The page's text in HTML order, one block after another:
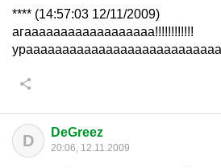
**** (14:57:03 12/11/2009)
агаааааааааааааааааа!!!!!!!!!!!!
D DeGreez
20:06, 12.11.2009